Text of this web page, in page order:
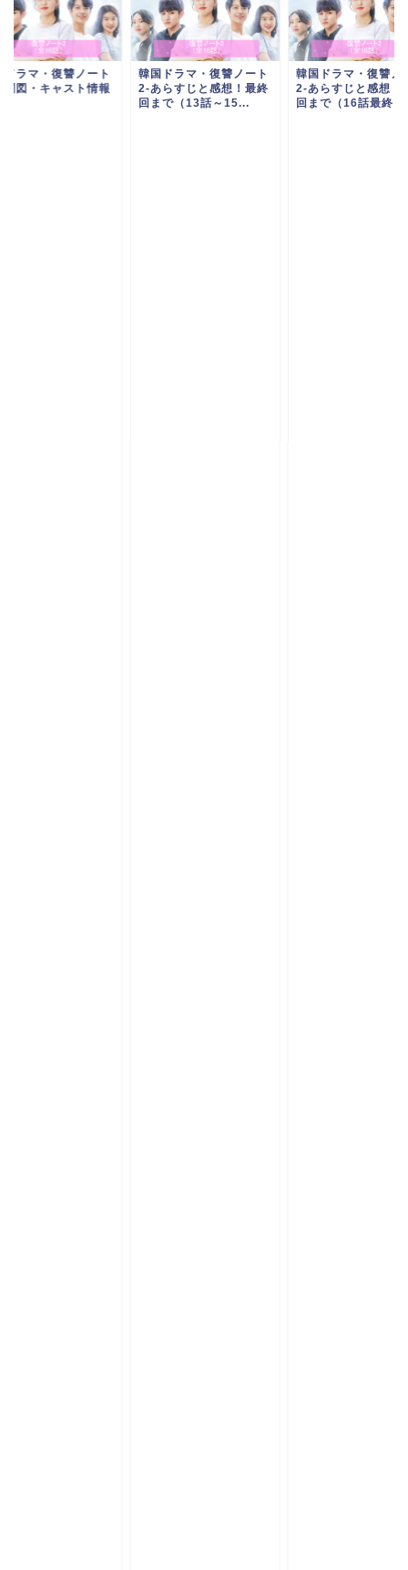
ドラマ・復讐ノート
関図・キャスト情報
韓国ドラマ・復讐ノート
2-あらすじと感想！最終
回まで（13話～15...
韓国ドラマ・復讐ノ
2-あらすじと感想！
回まで（16話最終回